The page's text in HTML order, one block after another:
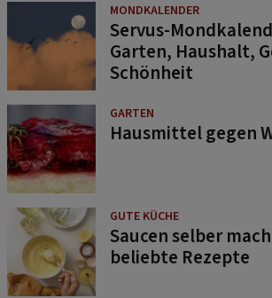
MONDKALENDER
Servus-
Garten, Haushalt,
Schönheit
GARTEN
Hausmittel gegen
GUTE KÜCHE
Saucen selber
beliebte Rezepte